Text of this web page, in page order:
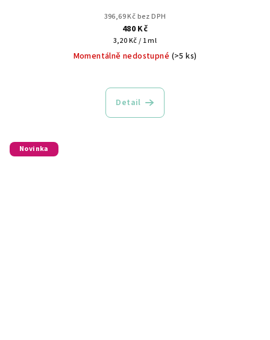
396,69 Kč bez DPH
480 Kč
Měrná
cena:
3,20 Kč / 1 ml
Momentálně nedostupné (>5 ks)
Detail
Novinka